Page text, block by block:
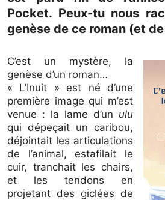
Pocket. Peux-tu nous
genèse de ce roman (et
C’est un mystère, la
genèse d’un roman…
« L’Inuit » est né d’une
première image qui m’est
venue : la lame d’un ulu
qui dépeçait un caribou,
déjointait les articulations
de l’animal, estafilait le
cuir, tranchait les chairs,
et les tendons en
projetant des giclées de